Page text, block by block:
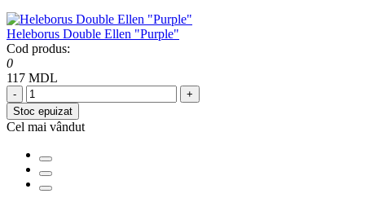
Heleborus Double Ellen "Purple"
Cod produs:
0
117 MDL
-
+
Stoc epuizat
Cel mai vândut